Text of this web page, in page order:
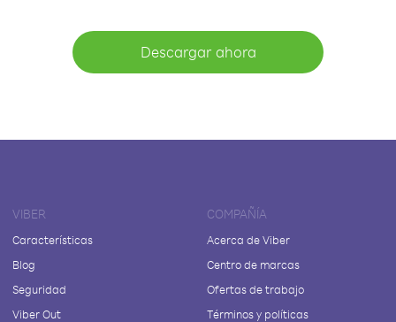
Descargar ahora
VIBER
Características
Blog
Seguridad
Viber Out
COMPAÑÍA
Acerca de Viber
Centro de marcas
Ofertas de trabajo
Términos y políticas